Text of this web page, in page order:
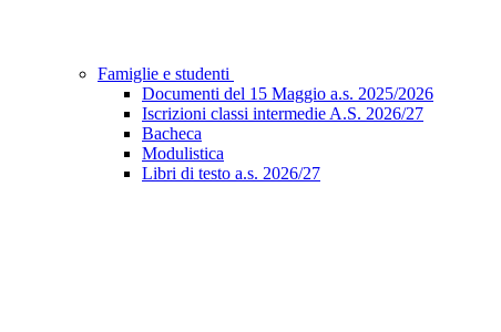
Famiglie e studenti
Documenti del 15 Maggio a.s. 2025/2026
Iscrizioni classi intermedie A.S. 2026/27
Bacheca
Modulistica
Libri di testo a.s. 2026/27